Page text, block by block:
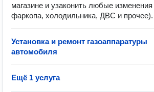
магазине и узаконить любые
фаркопа, холодильника, ДВС и прочее).
Установка и ремонт газоаппаратуры
автомобиля
Ещё 1 услуга